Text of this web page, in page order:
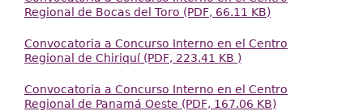
Regional de Bocas del Toro (PDF, 66.11 KB)
Convocatoria a Concurso Interno en el Centro
Regional de Chiriquí (PDF, 223.41 KB )
Convocatoria a Concurso Interno en el Centro
Regional de Panamá Oeste (PDF, 167.06 KB)